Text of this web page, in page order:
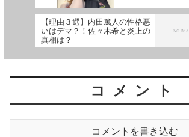
【理由３選】内田篤人の性格悪
いはデマ？！佐々木希と炎上の
真相は？
コメント
コメントを書き込む